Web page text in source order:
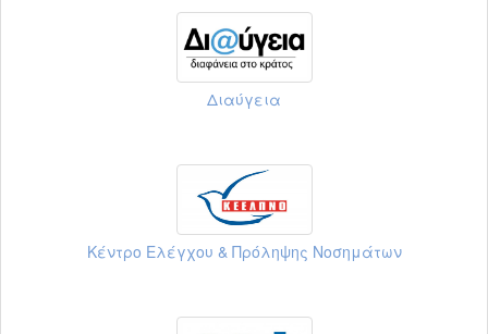
Διαύγεια
Κέντρο Ελέγχου & Πρόληψης Νοσημάτων